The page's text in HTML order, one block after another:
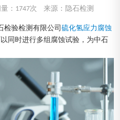
：1747次 来源：隐石检测
检验检测有限公司 硫化氢应力腐蚀
同时进行多组腐蚀试验，为中石